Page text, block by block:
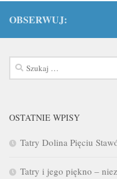
OBSERWUJ:
Szukaj:
OSTATNIE WPISY
Tatry Dolina Pięciu
Tatry i jego piękno –